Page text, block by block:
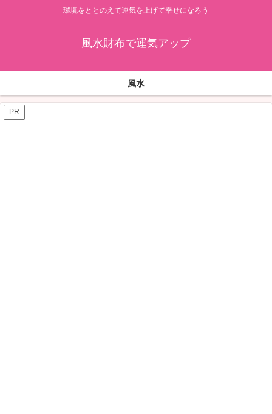
環境をととのえて運気を上げて幸せになろう
風水財布で運気アップ
風水
PR